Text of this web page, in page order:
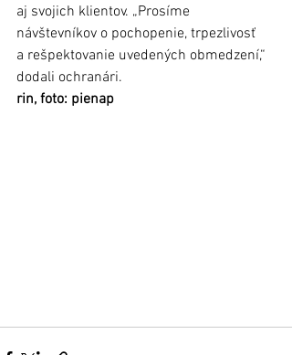
aj svojich klientov. „Prosíme
návštevníkov o pochopenie, trpezlivosť
a rešpektovanie uvedených obmedzení,“
dodali ochranári.
rin, foto: pienap